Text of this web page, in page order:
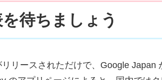
待ちましょう
リースされただけで、Google Japan